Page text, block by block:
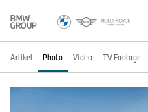
Artikel Photo Video TV Footage